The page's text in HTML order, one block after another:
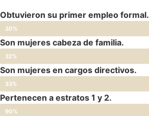
Obtuvieron su primer empleo formal.
30%
Son mujeres cabeza de familia.
32%
Son mujeres en cargos directivos.
33%
Pertenecen a estratos 1 y 2.
90%